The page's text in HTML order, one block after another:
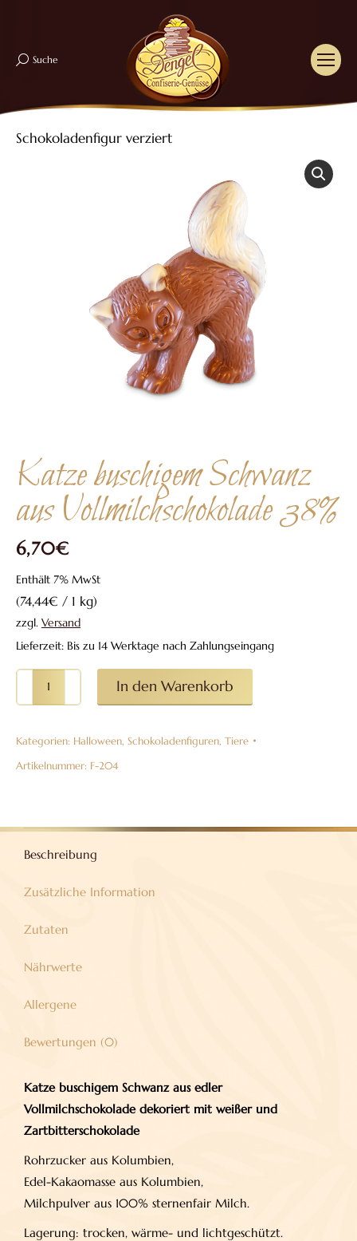
Search:
Suche
Katze buschigem Schwanz
aus Vollmilchschokolade 38%
6,70€
Enthält 7% MwSt
(74,44€ / 1 kg)
zzgl. Versand
Lieferzeit: Bis zu 14 Werktage nach Zahlungseingang
Schokoladenfigur verziert
buschigem
aus
Vollmilchschokolade
In den Warenkorb
Kategorien: Halloween, Schokoladenfiguren, Tiere
Artikelnummer: F-204
Beschreibung
Zusätzliche Information
Zutaten
Nährwerte
Allergene
Bewertungen (0)
Katze buschigem Schwanz aus edler
Vollmilchschokolade dekoriert mit weißer und
Zartbitterschokolade
Rohrzucker aus Kolumbien,
Edel-Kakaomasse aus Kolumbien,
Milchpulver aus 100% sternenfair Milch.
Lagerung: trocken, wärme- und lichtgeschützt.